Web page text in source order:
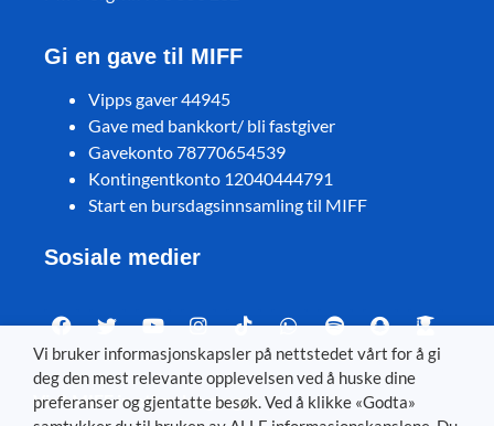
Gi en gave til MIFF
Vipps gaver 44945
Gave med bankkort/ bli fastgiver
Gavekonto 78770654539
Kontingentkonto 12040444791
Start en bursdagsinnsamling til MIFF
Sosiale medier
Visit MIFF in other languages
Vi bruker informasjonskapsler på nettstedet vårt for å gi
deg den mest relevante opplevelsen ved å huske dine
preferanser og gjentatte besøk. Ved å klikke «Godta»